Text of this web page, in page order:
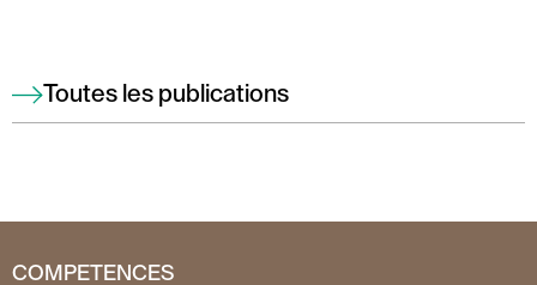
Toutes les publications
COMPETENCES